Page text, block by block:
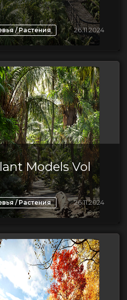
/ Растения 26.11.2024
Models Vol
/ Растения 26.11.2024